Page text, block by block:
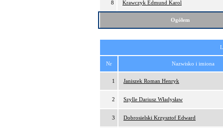
8 Krawczyk Edmund Karol
Ogółem
Nr Nazwisko i imiona
1 Janiszek Roman Henryk
2 Szylle Dariusz Władysław
3 Dobrosielski Krzysztof Edward